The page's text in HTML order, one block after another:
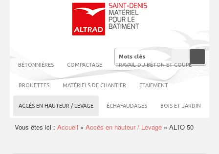
BÉTONNIÈRES COMPACTAGE TRAVAIL DU BÉTON ET COUPE
BROUETTES MATÉRIELS DE CHANTIER ETAIEMENT
ACCÈS EN HAUTEUR / LEVAGE ÉCHAFAUDAGES BOIS ET JARDIN
Vous êtes ici : Accueil » Accès en hauteur / Levage » ALTO 50